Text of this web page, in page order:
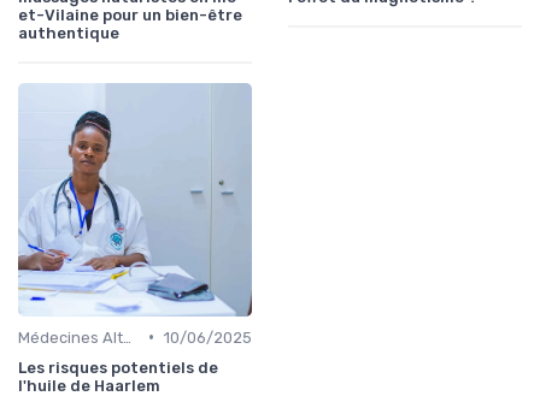
et-Vilaine pour un bien-être
authentique
• 10/06/2025
Les risques potentiels de
l'huile de Haarlem